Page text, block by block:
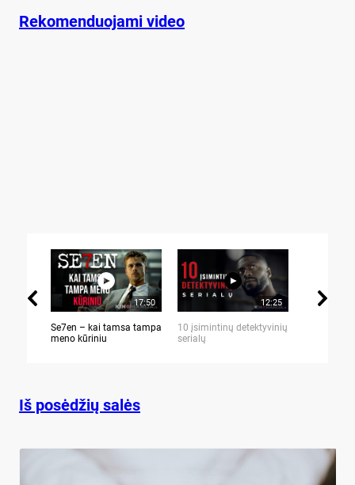
Rekomenduojami video
17:50
Se7en – kai tamsa tampa
meno kūriniu
12:25
10 įsimintinų detektyvinių
serialų
Iš posėdžių salės